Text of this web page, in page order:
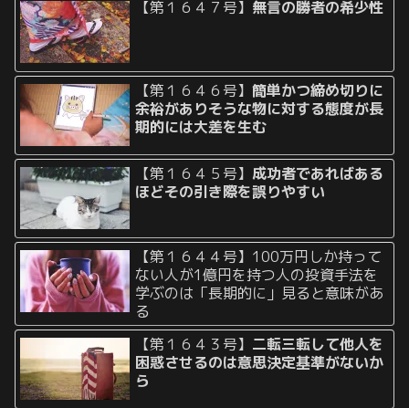
【第１６４７号】 無言の勝者の希少性
【第１６４６号】簡単かつ締め切りに
余裕がありそうな物に対する態度が長
期的には大差を生む
【第１６４５号】成功者であればある
ほどその引き際を誤りやすい
【第１６４４号】100万円しか持って
ない人が1億円を持つ人の投資手法を
学ぶのは「長期的に」見ると意味があ
る
【第１６４３号】 二転三転して他人を
困惑させるのは意思決定基準がないか
ら